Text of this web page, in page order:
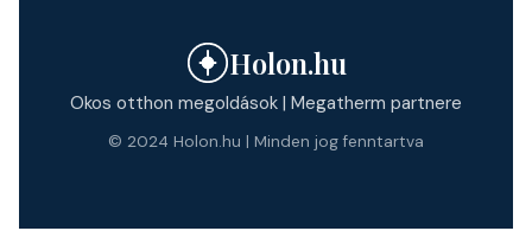
Holon.hu
Okos otthon megoldások | Megatherm partnere
© 2024 Holon.hu | Minden jog fenntartva